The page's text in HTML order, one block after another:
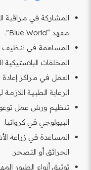
المشاركة في مراقبة
معهد “Blue World”.
المساهمة في تنظيف
المخلفات البلاستيكية
العمل في مراكز
الرعاية الطبية اللازمة
تنظيم ورش عمل
البيولوجي في كرواتيا.
المساعدة في زراعة
الحرائق أو التصحر.
توثيق أنواع الطيور